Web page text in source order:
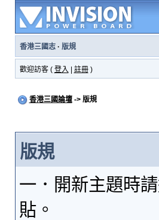
香港三國志· 版規
歡迎訪客 ( 登入 註冊)
香港三國論壇-> 版規
版規
一．開新主題時
貼。